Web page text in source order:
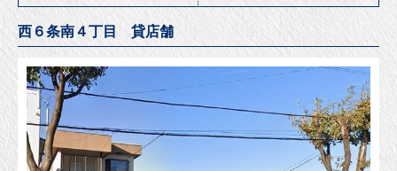
西６条南４丁目 貸店舗